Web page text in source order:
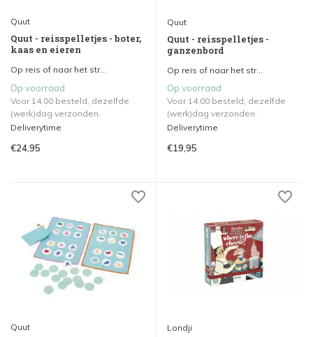
Quut
Quut - reisspelletjes - boter,
kaas en eieren
Op reis of naar het str...
Op voorraad
Voor 14.00 besteld, dezelfde
(werk)dag verzonden.
Deliverytime
€24,95
Quut
Quut - reisspelletjes -
ganzenbord
Op reis of naar het str...
Op voorraad
Voor 14.00 besteld, dezelfde
(werk)dag verzonden.
Deliverytime
€19,95
Quut Londji